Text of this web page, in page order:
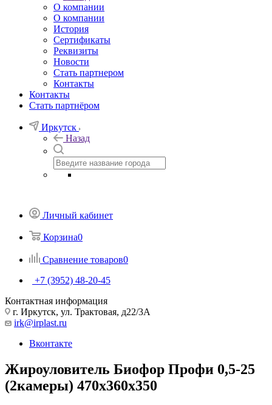
О компании
О компании
История
Сертификаты
Реквизиты
Новости
Стать партнером
Контакты
Контакты
Стать партнёром
Иркутск
Назад
Личный кабинет
Корзина0
Сравнение товаров0
+7 (3952) 48-20-45
Контактная информация
г. Иркутск, ул. Трактовая, д22/3А
irk@irplast.ru
Вконтакте
Жироуловитель Биофор Профи 0,5-25
(2камеры) 470х360х350